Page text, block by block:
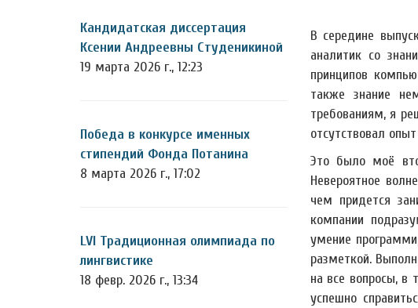
Кандидатская диссертация
Ксении Андреевны Студеникиной
19 марта 2026 г., 12:23
Победа в конкурсе именных
стипендий Фонда Потанина
8 марта 2026 г., 17:02
LVI Традиционная олимпиада по
лингвистике
18 февр. 2026 г., 13:34
В середине
аналитик со
принципов
также знание
требованиям, я
отсутствовал
Это было моё
Невероятное
чем придется
компании
умение
разметкой.
на все вопросы, в
успешно